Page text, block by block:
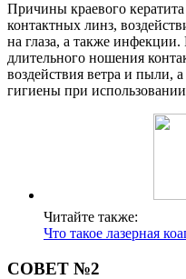
Причины краевого
контактных линз,
на глаза, а также инфекции.
длительного ношения
воздействия ветра и пыли,
гигиены при
Читайте также:
Что такое лазерная
СОВЕТ №2